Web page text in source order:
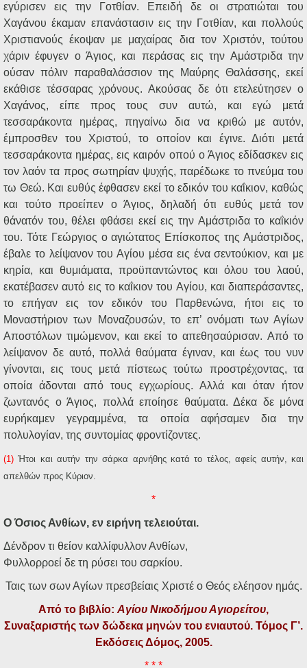
εγύρισεν εις την Γοτθίαν. Επειδή δε οι στρατιώται του
Χαγάνου έκαμαν επανάστασιν εις την Γοτθίαν, και πολλούς
Χριστιανούς έκοψαν με μαχαίρας δια τον Χριστόν, τούτου
χάριν έφυγεν ο Άγιος, και περάσας εις την Αμάστριδα την
ούσαν πόλιν παραθαλάσσιον της Μαύρης Θαλάσσης, εκεί
εκάθισε τέσσαρας χρόνους. Ακούσας δε ότι ετελεύτησεν ο
Χαγάνος, είπε προς τους συν αυτώ, και εγώ μετά
τεσσαράκοντα ημέρας, πηγαίνω δια να κριθώ με αυτόν,
έμπροσθεν του Χριστού, το οποίον και έγινε. Διότι μετά
τεσσαράκοντα ημέρας, εις καιρόν οπού ο Άγιος εδίδασκεν εις
τον λαόν τα προς σωτηρίαν ψυχής, παρέδωκε το πνεύμα του
τω Θεώ. Και ευθύς έφθασεν εκεί το εδικόν του καΐκιον, καθώς
και τούτο προείπεν ο Άγιος, δηλαδή ότι ευθύς μετά τον
θάνατόν του, θέλει φθάσει εκεί εις την Αμάστριδα το καΐκιόν
του. Τότε Γεώργιος ο αγιώτατος Επίσκοπος της Αμάστριδος,
έβαλε το λείψανον του Αγίου μέσα εις ένα σεντούκιον, και με
κηρία, και θυμιάματα, προϋπαντώντος και όλου του λαού,
εκατέβασεν αυτό εις το καΐκιον του Αγίου, και διαπεράσαντες,
το επήγαν εις τον εδικόν του Παρθενώνα, ήτοι εις το
Μοναστήριον των Μοναζουσών, το επ’ ονόματι των Αγίων
Αποστόλων τιμώμενον, και εκεί το απεθησαύρισαν. Από το
λείψανον δε αυτό, πολλά θαύματα έγιναν, και έως του νυν
γίνονται, εις τους μετά πίστεως τούτω προστρέχοντας, τα
οποία άδονται από τους εγχωρίους. Αλλά και όταν ήτον
ζωντανός ο Άγιος, πολλά εποίησε θαύματα. Δέκα δε μόνα
ευρήκαμεν γεγραμμένα, τα οποία αφήσαμεν δια την
πολυλογίαν, της συντομίας φροντίζοντες.
(1)Ήτοι και αυτήν την σάρκα αρνήθης κατά το τέλος, αφείς αυτήν, και
απελθών προς Κύριον.
*
Ο Όσιος Ανθίων, εν ειρήνη τελειούται.
Δένδρον τι θείον καλλίφυλλον Ανθίων,
Φυλλορροεί δε τη ρύσει του σαρκίου.
Ταις των σων Αγίων πρεσβείαις Χριστέ ο Θεός ελέησον ημάς.
Από το βιβλίο: Αγίου Νικοδήμου Αγιορείτου,
Συναξαριστής των δώδεκα μηνών του ενιαυτού. Τόμος Γ’.
Εκδόσεις Δόμος, 2005.